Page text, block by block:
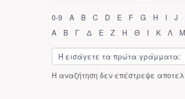
0-9 A B C D E F G H I J
Α
Β Γ Δ Ε Ζ Η Θ Ι Κ Λ Μ
Η αναζήτηση δεν επέστρεψε